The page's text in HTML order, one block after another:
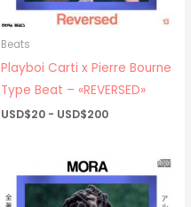
Beats
Playboi Carti x Pierre Bourne
Type Beat – «REVERSED»
USD$20 - USD$200Rango
USD$20
hasta
USD$200